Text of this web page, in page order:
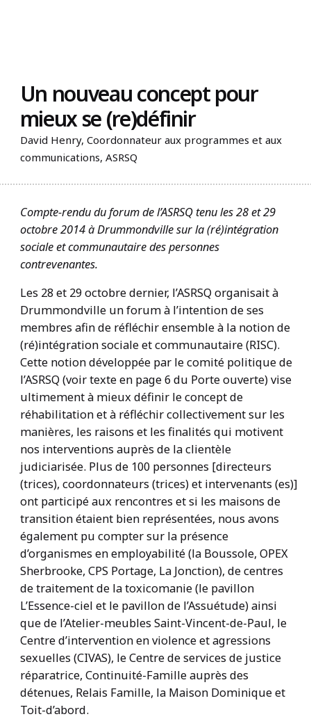
Un nouveau concept pour
mieux se (re)définir
David Henry, Coordonnateur aux programmes et aux
communications, ASRSQ
Compte-rendu du forum de l’ASRSQ tenu les 28 et 29
octobre 2014 à Drummondville sur la (ré)intégration
sociale et communautaire des personnes
contrevenantes.
Les 28 et 29 octobre dernier, l’ASRSQ organisait à
Drummondville un forum à l’intention de ses
membres afin de réfléchir ensemble à la notion de
(ré)intégration sociale et communautaire (RISC).
Cette notion développée par le comité politique de
l’ASRSQ (voir texte en page 6 du Porte ouverte) vise
ultimement à mieux définir le concept de
réhabilitation et à réfléchir collectivement sur les
manières, les raisons et les finalités qui motivent
nos interventions auprès de la clientèle
judiciarisée. Plus de 100 personnes [directeurs
(trices), coordonnateurs (trices) et intervenants (es)]
ont participé aux rencontres et si les maisons de
transition étaient bien représentées, nous avons
également pu compter sur la présence
d’organismes en employabilité (la Boussole, OPEX
Sherbrooke, CPS Portage, La Jonction), de centres
de traitement de la toxicomanie (le pavillon
L’Essence-ciel et le pavillon de l’Assuétude) ainsi
que de l’Atelier-meubles Saint-Vincent-de-Paul, le
Centre d’intervention en violence et agressions
sexuelles (CIVAS), le Centre de services de justice
réparatrice, Continuité-Famille auprès des
détenues, Relais Famille, la Maison Dominique et
Toit-d’abord.